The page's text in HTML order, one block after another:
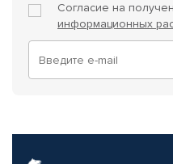
Согласие на
информационных